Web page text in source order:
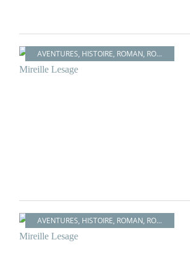
AVENTURES, HISTOIRE, ROMAN, ROMANCE
AVENTURES, HISTOIRE, ROMAN, ROMANCE